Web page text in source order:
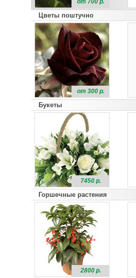
от 700 р.
Цветы поштучно
от 300 р.
Букеты
7450 р.
Горшечные растения
2800 р.